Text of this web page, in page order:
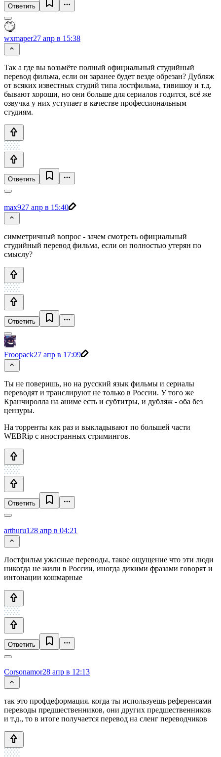
Ответить
wxmaper27 апр в 15:38
Так а где вы возьмёте полный официальный студийный
перевод фильма, если он заранее будет везде обрезан? Дубляж
от всяких известных студий типа лостфильма, тивишоу и т.д.
бывают хороши, но они больше для сериалов годится, всё же
озвучка у них уступает в качестве профессиональным
студиям.
Ответить
max927 апр в 15:40
симметричный вопрос - зачем смотреть официальный
студийный перевод фильма, если он полностью утерян по
смыслу?
Ответить
Froopack27 апр в 17:09
Ты не поверишь, но на русский язык фильмы и сериалы
переводят и транслируют не только в России. У того же
Кранчиролла на аниме есть и субтитры, и дубляж - оба без
цензуры.
На торренты как раз и выкладывают по большей части
WEBRip с иностранных стримингов.
Ответить
arthuru1 28 апр в 04:21
Лостфильм ужасные переводы, такое ощущение что эти люди
никогда не жили в России, иногда дикими фразами говорят и
интонации кошмарные
Ответить
Corsonamor28 апр в 12:13
так это профдеформация. когда ты используешь референсами
переводы предшественников, они других предшественников
и т.д., то в итоге получается перевод на сленг переводчиков